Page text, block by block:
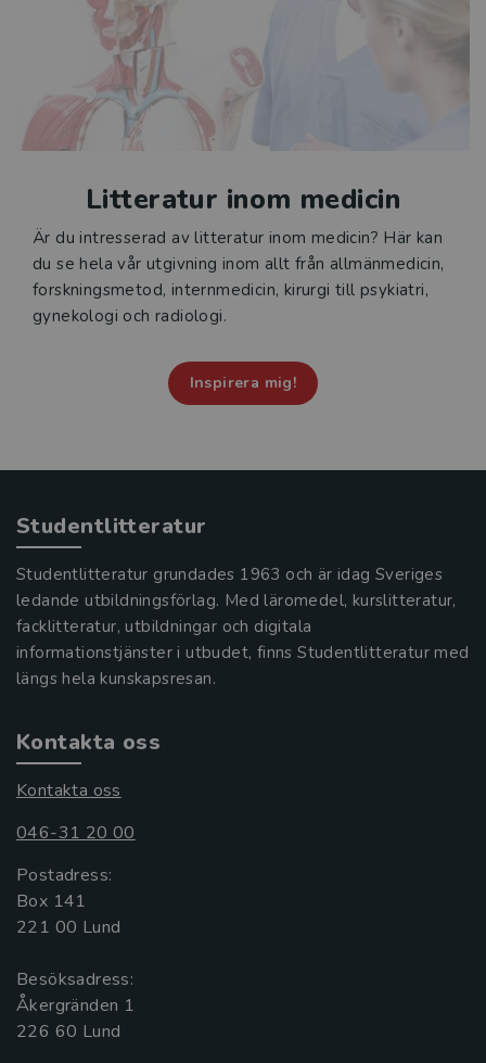
Litteratur inom medicin
Är du intresserad av litteratur inom medicin? Här kan
du se hela vår utgivning inom allt från allmänmedicin,
forskningsmetod, internmedicin, kirurgi till psykiatri,
gynekologi och radiologi.
Inspirera mig!
Studentlitteratur
Studentlitteratur grundades 1963 och är idag Sveriges
ledande utbildningsförlag. Med läromedel, kurslitteratur,
facklitteratur, utbildningar och digitala
informationstjänster i utbudet, finns Studentlitteratur med
längs hela kunskapsresan.
Kontakta oss
Kontakta oss
046-31 20 00
Postadress:
Box 141
221 00 Lund
Besöksadress:
Åkergränden 1